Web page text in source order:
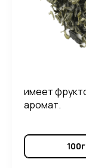
имеет
аромат.